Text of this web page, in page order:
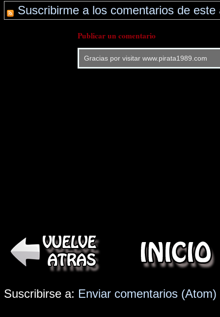
Suscribirme a los comentarios de este
Publicar un comentario
Gracias por visitar www.pirata1989.com
Suscribirse a: Enviar comentarios (Atom)